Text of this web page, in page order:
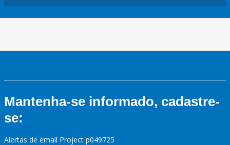
Mantenha-se informado, cadastre-
se:
Alertas de email Project p049725